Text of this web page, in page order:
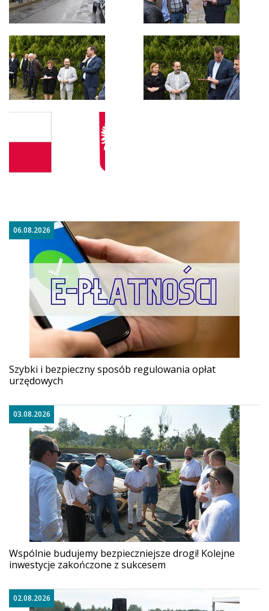
06.08.2026
Szybki i bezpieczny sposób regulowania opłat
urzędowych
03.08.2026
Wspólnie budujemy bezpieczniejsze drogi! Kolejne
inwestycje zakończone z sukcesem
02.08.2026